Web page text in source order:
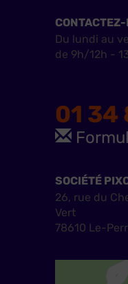
Du lundi au
de 9h/12h -
01 34
SOCIÉTÉ
26, rue du
Vert
78610 Le-